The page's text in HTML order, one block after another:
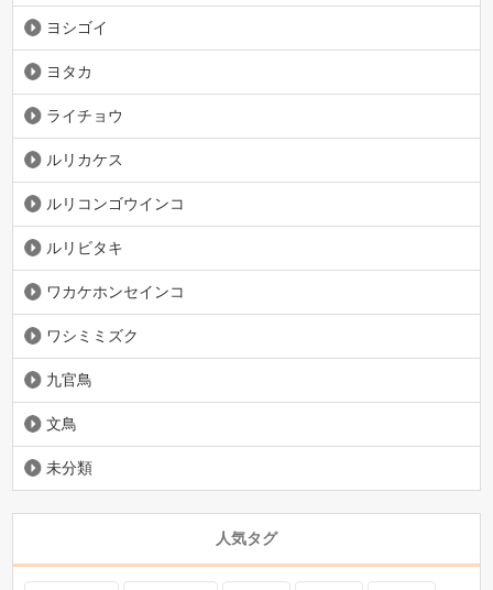
ヨシゴイ
ヨタカ
ライチョウ
ルリカケス
ルリコンゴウインコ
ルリビタキ
ワカケホンセインコ
ワシミミズク
九官鳥
文鳥
未分類
人気タグ